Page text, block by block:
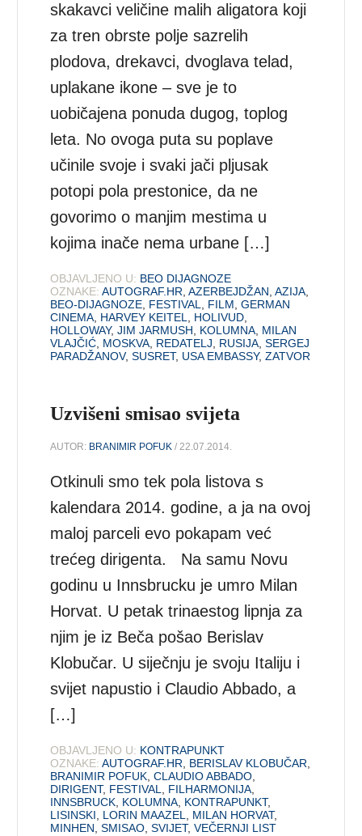
skakavci veličine malih aligatora koji
za tren obrste polje sazrelih
plodova, drekavci, dvoglava telad,
uplakane ikone – sve je to
uobičajena ponuda dugog, toplog
leta. No ovoga puta su poplave
učinile svoje i svaki jači pljusak
potopi pola prestonice, da ne
govorimo o manjim mestima u
kojima inače nema urbane […]
OBJAVLJENO U: BEO DIJAGNOZE
OZNAKE: AUTOGRAF.HR,AZERBEJDŽAN,AZIJA,
BEO-DIJAGNOZE, FESTIVAL, FILM,GERMAN
CINEMA, HARVEY KEITEL, HOLIVUD,
HOLLOWAY,JIM JARMUSH, KOLUMNA, MILAN
VLAJČIĆ, MOSKVA, REDATELJ, RUSIJA,SERGEJ
PARADŽANOV,SUSRET, USA EMBASSY,ZATVOR
Uzvišeni smisao svijeta
AUTOR: BRANIMIR POFUK / 22.07.2014.
Otkinuli smo tek pola listova s
kalendara 2014. godine, a ja na ovoj
maloj parceli evo pokapam već
trećeg dirigenta. Na samu Novu
godinu u Innsbrucku je umro Milan
Horvat. U petak trinaestog lipnja za
njim je iz Beča pošao Berislav
Klobučar. U siječnju je svoju Italiju i
svijet napustio i Claudio Abbado, a
[…]
OBJAVLJENO U: KONTRAPUNKT
OZNAKE: AUTOGRAF.HR, BERISLAV KLOBUČAR,
BRANIMIR POFUK,CLAUDIO ABBADO,
DIRIGENT, FESTIVAL, FILHARMONIJA,
INNSBRUCK, KOLUMNA, KONTRAPUNKT,
LISINSKI, LORIN MAAZEL, MILAN HORVAT,
MINHEN,SMISAO,SVIJET,VEČERNJI LIST